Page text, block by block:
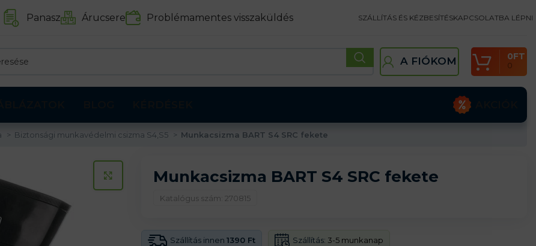
Panasz Árucsere Problémamentes visszaküldés SZÁLLÍTÁS ÉS KÉZBESÍTÉSKAPCSOLATBA LÉPNI
A FIÓKOM 0
0FT
Biztonsági munkavédelmi csizma S4,S5 Munkacsizma BART S4 SRC fekete
KATTINTS A KINAGYÍTÁSHOZ
Munkacsizma BART S4 SRC fekete
Katalógus szám: 270815
Szállítás innen 1390 Ft Szállítás: 3-5 munkanap